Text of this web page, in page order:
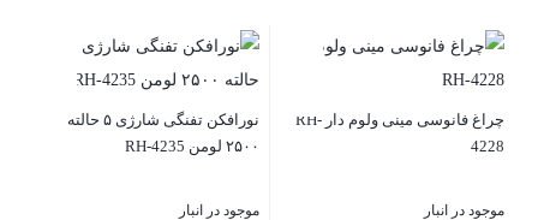
چراغ فانوسی مینی ولوم دار RH-
4228
موجود در انبار
نورافکن تفنگی شارژی ۵ حالته
۲۵۰۰ لومن RH-4235
موجود در انبار